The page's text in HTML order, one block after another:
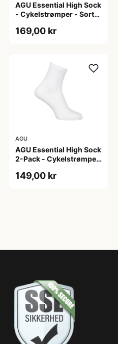
AGU Essential High Sock
- Cykelstrømper - Sort-
169,00 kr
AGU
AGU Essential High Sock
2-Pack - Cykelstrømper
149,00 kr